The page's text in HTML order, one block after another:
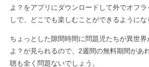
よ？をアプリにダウンロードして外でオフラ
しで、どこでも楽しむことができるようにな
ちょっとした隙間時間に問題児たちが異世
よ？が見られるので、2週間の無料期間があ
聴も全く問題ないでしょう。